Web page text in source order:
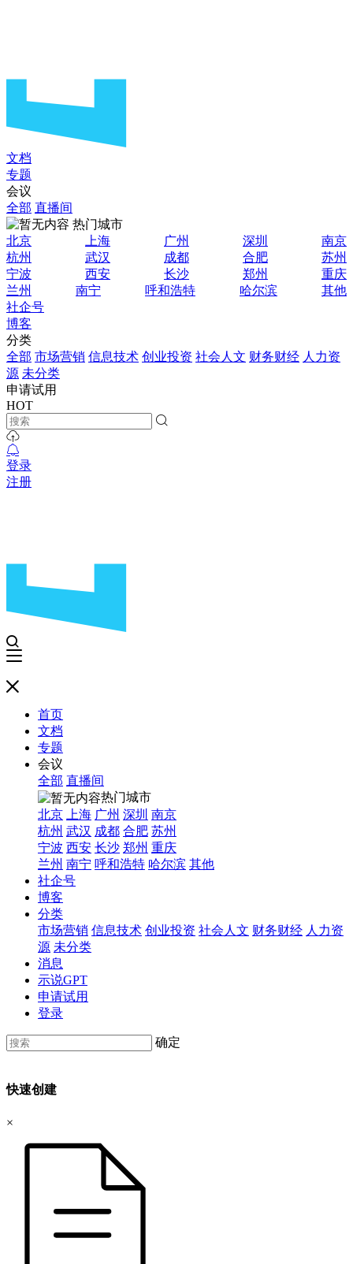
文档
专题
会议
全部 直播间
热门城市
北京
上海 广州 深圳
南京
杭州
武汉 成都 合肥
苏州
宁波
西安 长沙 郑州
重庆
兰州
南宁 呼和浩特 哈尔滨
其他
社企号
博客
分类
全部 市场营销 信息技术 创业投资 社会人文 财务财经 人力资
源 未分类
申请试用
HOT
登录
注册
首页
文档
专题
会议
全部 直播间
热门城市
北京
上海 广州 深圳 南京
杭州 武汉 成都 合肥 苏州
宁波 西安 长沙 郑州 重庆
兰州 南宁 呼和浩特 哈尔滨 其他
社企号
博客
分类
市场营销 信息技术 创业投资 社会人文 财务财经 人力资
源 未分类
消息
示说GPT
申请试用
登录
确定
快速创建
×